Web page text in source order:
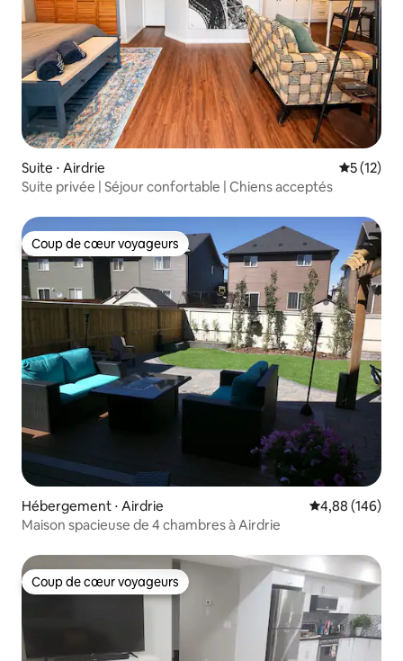
Suite ⋅ Airdrie
5 (12)
Suite privée | Séjour confortable | Chiens acceptés
Coup de cœur voyageurs
Coup de cœur voyageurs
Hébergement ⋅ Airdrie Évaluation
4,88 (146)
Maison spacieuse de 4 chambres à Airdrie
Coup de cœur voyageurs
Coup de cœur voyageurs